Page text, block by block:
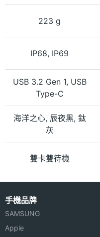
223 g
IP68, IP69
USB 3.2 Gen 1, USB
Type-C
海洋之心, 辰夜黑, 鈦
灰
雙卡雙待機
手機品牌
SAMSUNG
Apple